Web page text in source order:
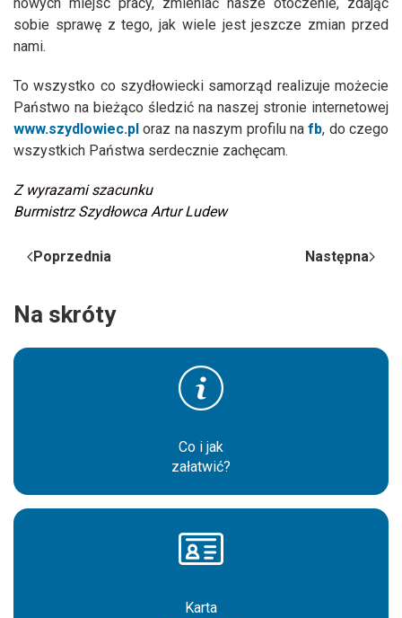
sobie sprawę z tego, jak wiele jest jeszcze zmian przed
nami.
To wszystko co szydłowiecki samorząd realizuje możecie
Państwo na bieżąco śledzić na naszej stronie internetowej
www.szydlowiec.pl oraz na naszym profilu nafb, do czego
wszystkich Państwa serdecznie zachęcam.
Z wyrazami szacunku
Burmistrz Szydłowca Artur Ludew
Poprzednia Następna
Na skróty
Co i jak
załatwić?
Karta